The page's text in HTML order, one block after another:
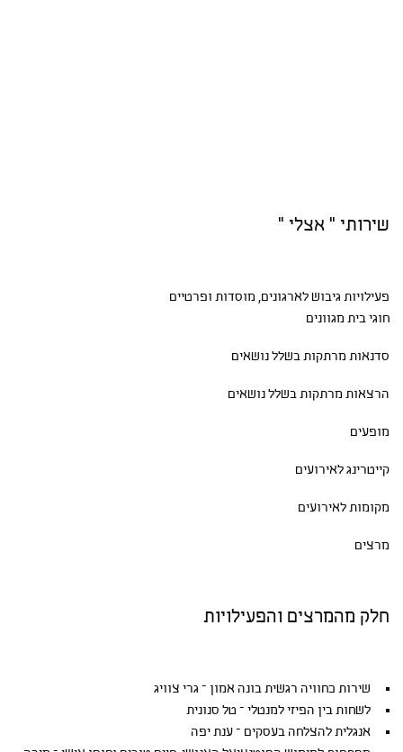
שירותי " אצלי "
פעילויות גיבושלארגונים, מוסדות ופרטיים
חוגי בית מגוונים
סדנאות מרתקות בשלל נושאים
הרצאות מרתקות בשלל נושאים
מופעים
קייטרינג לאירועים
מקומות לאירועים
מרצים
חלק מהמרצים והפעילויות
שירות כחוויה רגשית בונה אמון – גרי צוויג
לשחות בין הפיזי למנטלי – טל סנונית
אנגלית להצלחה בעסקים – ענת יפה